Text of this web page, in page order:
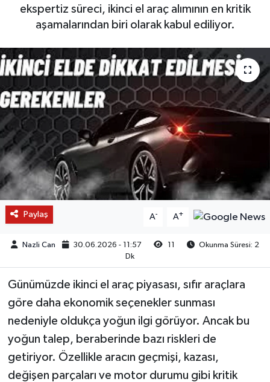
ekspertiz süreci, ikinci el araç alımının en kritik
aşamalarından biri olarak kabul ediliyor.
Paylaş A- A+
Nazli Can 30.06.2026 - 11:57 11
Okunma Süresi: 2
Dk
Günümüzde ikinci el araç piyasası, sıfır araçlara
göre daha ekonomik seçenekler sunması
nedeniyle oldukça yoğun ilgi görüyor. Ancak bu
yoğun talep, beraberinde bazı riskleri de
getiriyor. Özellikle aracın geçmişi, kazası,
değişen parçaları ve motor durumu gibi kritik